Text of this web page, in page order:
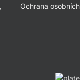
,
Ochrana